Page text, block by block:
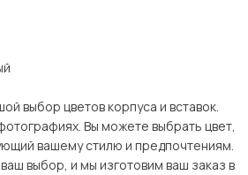
выбор цветов корпуса и вставок.
Вы можете выбрать цвет,
вашему стилю и предпочтениям.
выбор, и мы изготовим ваш заказ в